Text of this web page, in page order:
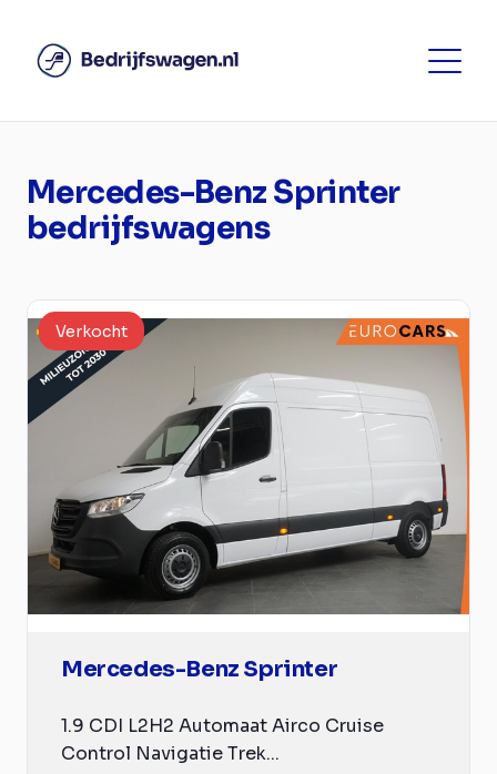
Mercedes-Benz Sprinter
bedrijfswagens
Verkocht
Mercedes-Benz Sprinter
1.9 CDI L2H2 Automaat Airco Cruise
Control Navigatie Trek...